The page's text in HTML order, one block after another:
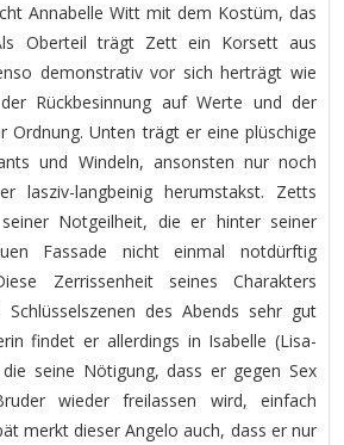
Annabelle Witt mit dem Kostüm, das
Oberteil trägt Zett ein Korsett aus
demonstrativ vor sich herträgt wie
Rückbesinnung auf Werte und der
Ordnung. Unten trägt er eine plüschige
und Windeln, ansonsten nur noch
lasziv-langbeinig herumstakst. Zetts
Notgeilheit, die er hinter seiner
Fassade nicht einmal notdürftig
Zerrissenheit seines Charakters
des Abends sehr gut
findet er allerdings in Isabelle (Lisa-
seine Nötigung, dass er gegen Sex
wieder freilassen wird, einfach
merkt dieser Angelo auch, dass er nur